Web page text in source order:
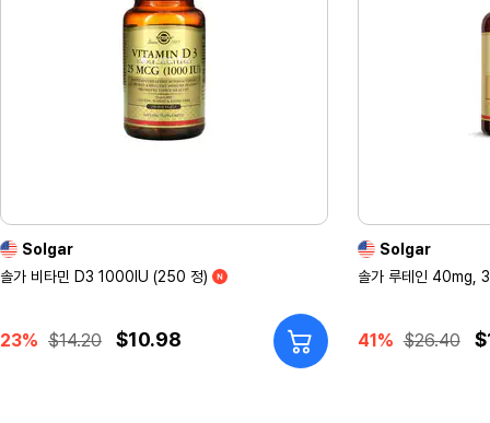
Solgar
솔가 비타민 D3 1000IU (250 정)
23% $14.20 $10.98
Solgar
솔가 루테인 40mg,
41% $26.40